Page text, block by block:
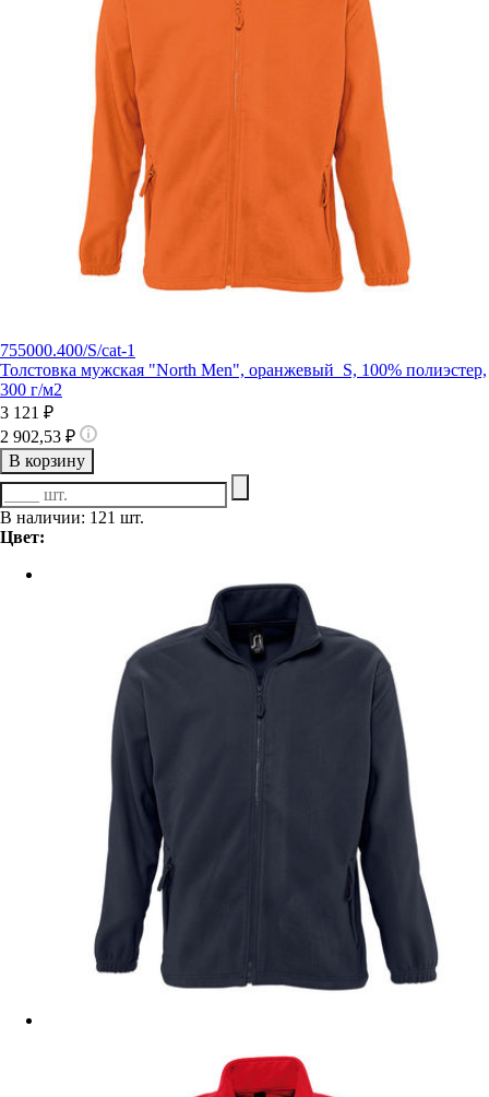
755000.400/S/cat-1
Толстовка мужская "North Men", оранжевый_S, 100% полиэстер,
300 г/м2
3 121 ₽
2 902,53 ₽
В корзину
В наличии: 121 шт.
Цвет: